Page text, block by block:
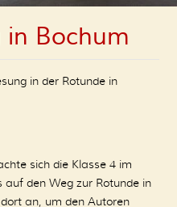
Bochum
in der Rotunde in
sich die Klasse 4 im
auf den Weg zur Rotunde in
an, um den Autoren